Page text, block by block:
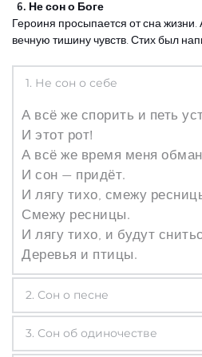
6. Не сон о Боге
Героиня просыпается от сна жизни.
вечную тишину чувств. Стих был
1. Не сон о себе
А всё же спорить и петь
И этот рот!
А всё же время меня
И сон — придёт.
И лягу тихо, смежу
Смежу ресницы.
И лягу тихо, и будут
Деревья и птицы.
2. Сон о песне
Как по синей по степи,
Да из звёздного ковша,
3. Сон об одиночестве